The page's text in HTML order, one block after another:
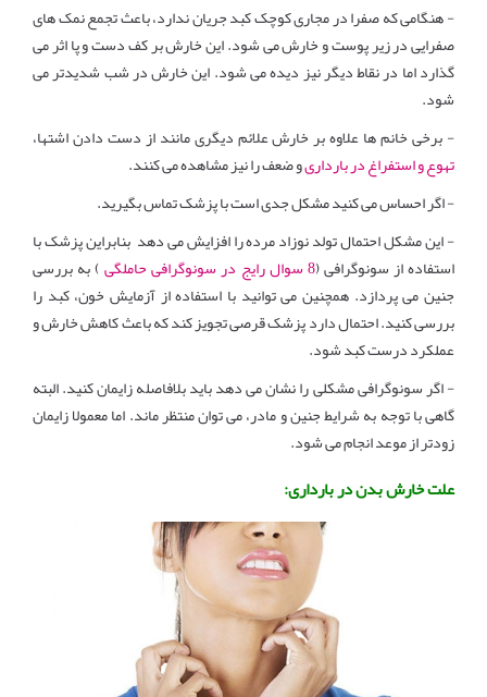
- هنگامی که صفرا در مجاری کوچک کبد جریان ندارد، باعث تجمع نمک های
صفرایی در زیر پوست و خارش می شود. این خارش بر کف دست و پا اثر می
گذارد اما در نقاط دیگر نیز دیده می شود. این خارش در شب شدیدتر می
شود.
- برخی خانم ها علاوه بر خارش علائم دیگری مانند از دست دادن اشتها،
تهوع و استفراغ در بارداریو ضعف را نیز مشاهده می کنند.
- اگر احساس می کنید مشکل جدی است با پزشک تماس بگیرید.
- این مشکل احتمال تولد نوزاد مرده را افزایش می دهد بنابراین پزشک با
استفاده از سونوگرافی (8 سوال رایج در سونوگرافی حاملگی
) به بررسی
جنین می پردازد. همچنین می توانید با استفاده از آزمایش خون، کبد را
بررسی کنید. احتمال دارد پزشک قرصی تجویز کند که باعث کاهش خارش و
عملکرد درست کبد شود.
- اگر سونوگرافی مشکلی را نشان می دهد باید بلافاصله زایمان کنید. البته
گاهی با توجه به شرایط جنین و مادر، می توان منتظر ماند. اما معمولا زایمان
زودتر از موعد انجام می شود.
علت خارش بدن در بارداری: